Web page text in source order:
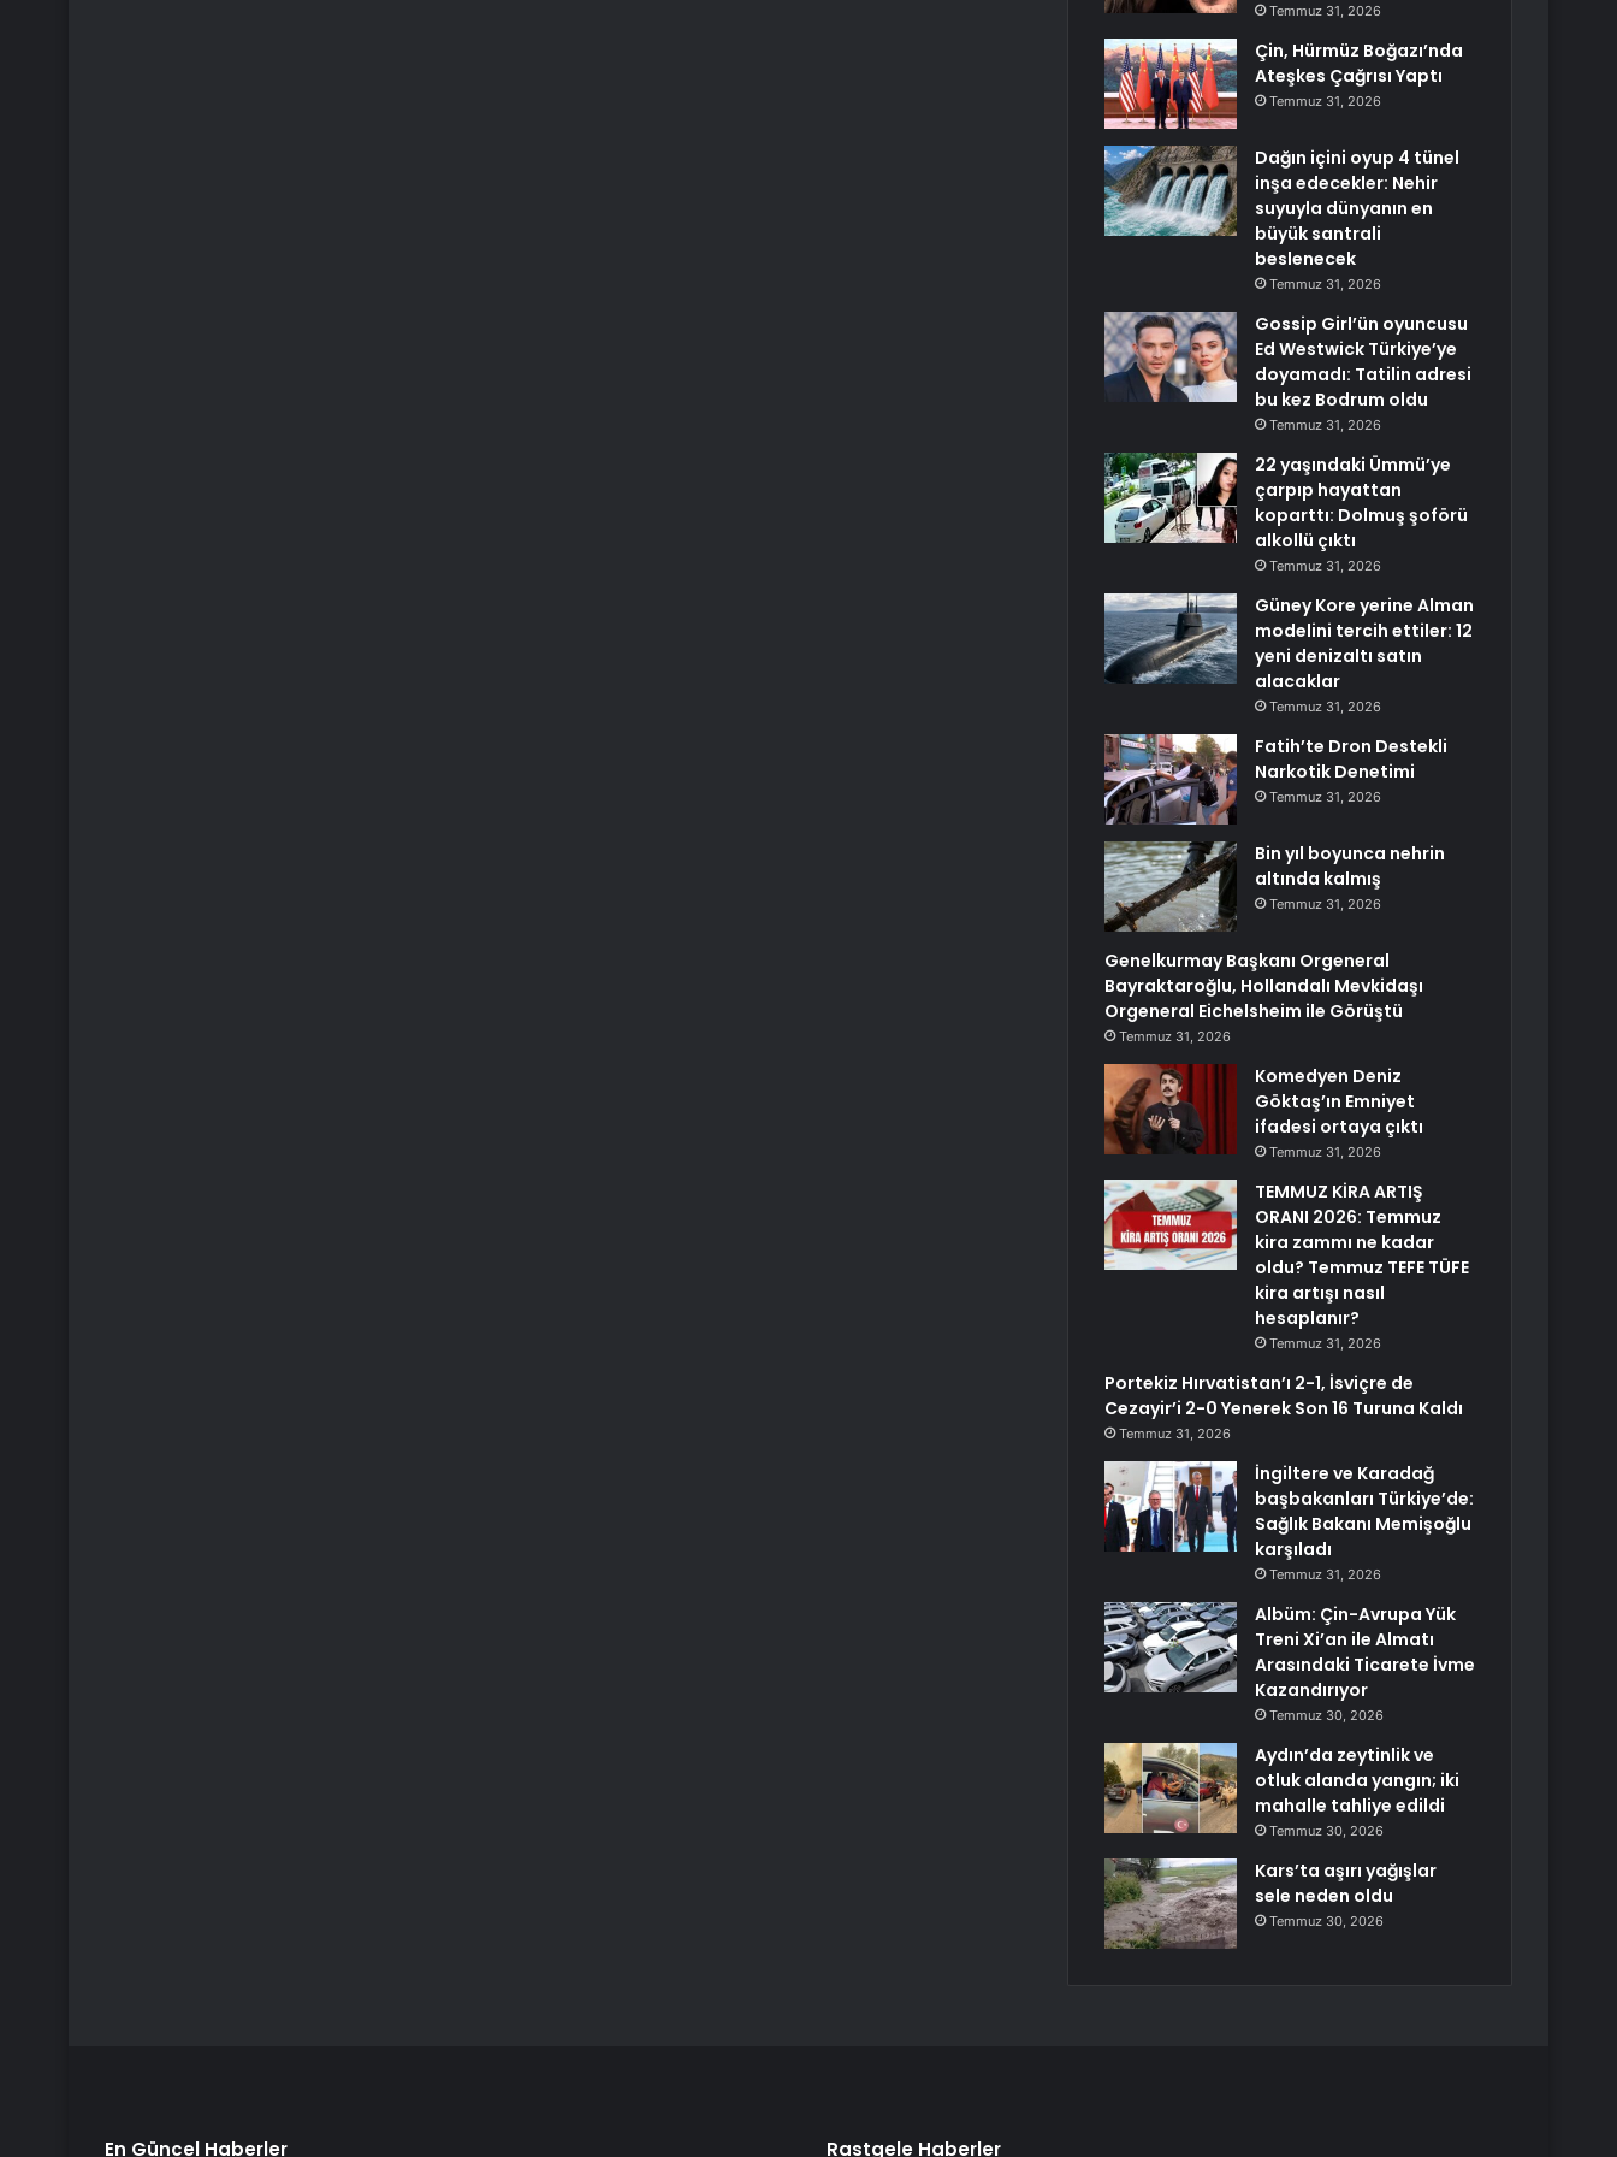
Temmuz 31, 2026
Çin, Hürmüz Boğazı’nda
Ateşkes Çağrısı Yaptı
Temmuz 31, 2026
Dağın içini oyup 4 tünel
inşa edecekler: Nehir
suyuyla dünyanın en
büyük santrali
beslenecek
Temmuz 31, 2026
Gossip Girl’ün oyuncusu
Ed Westwick Türkiye’ye
doyamadı: Tatilin adresi
bu kez Bodrum oldu
Temmuz 31, 2026
22 yaşındaki Ümmü’ye
çarpıp hayattan
koparttı: Dolmuş şoförü
alkollü çıktı
Temmuz 31, 2026
Güney Kore yerine Alman
modelini tercih ettiler: 12
yeni denizaltı satın
alacaklar
Temmuz 31, 2026
Fatih’te Dron Destekli
Narkotik Denetimi
Temmuz 31, 2026
Bin yıl boyunca nehrin
altında kalmış
Temmuz 31, 2026
Genelkurmay Başkanı Orgeneral
Bayraktaroğlu, Hollandalı Mevkidaşı
Orgeneral Eichelsheim ile Görüştü
Temmuz 31, 2026
Komedyen Deniz
Göktaş’ın Emniyet
ifadesi ortaya çıktı
Temmuz 31, 2026
TEMMUZ KİRA ARTIŞ
ORANI 2026: Temmuz
kira zammı ne kadar
oldu? Temmuz TEFE TÜFE
kira artışı nasıl
hesaplanır?
Temmuz 31, 2026
Portekiz Hırvatistan’ı 2-1, İsviçre de
Cezayir’i 2-0 Yenerek Son 16 Turuna Kaldı
Temmuz 31, 2026
İngiltere ve Karadağ
başbakanları Türkiye’de:
Sağlık Bakanı Memişoğlu
karşıladı
Temmuz 31, 2026
Albüm: Çin-Avrupa Yük
Treni Xi’an ile Almatı
Arasındaki Ticarete İvme
Kazandırıyor
Temmuz 30, 2026
Aydın’da zeytinlik ve
otluk alanda yangın; iki
mahalle tahliye edildi
Temmuz 30, 2026
Kars’ta aşırı yağışlar
sele neden oldu
Temmuz 30, 2026
En Güncel Haberler Rastgele Haberler